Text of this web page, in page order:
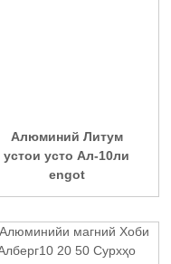
Алюминий Литум
устои усто Ал-10ли
engot